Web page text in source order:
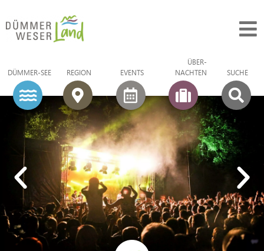
DÜMMER-SEE REGION EVENTS
ÜBER­
NACHTEN
SUCHE